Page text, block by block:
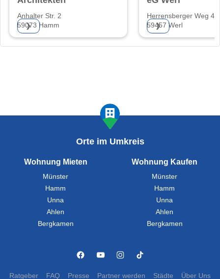
Anhalter Str. 2
59073 Hamm
❯
Herrensberger Weg 4
59457 Werl
❯
Orte im Umkreis
Wohnung Mieten
Münster
Hamm
Unna
Ahlen
Bergkamen
Wohnung Kaufen
Münster
Hamm
Unna
Ahlen
Bergkamen
Ratgeber FAQ Presse Partner werden Städte Über Uns